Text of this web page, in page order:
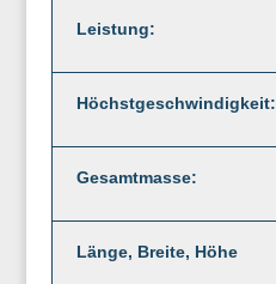
Leistung:
Höchstgeschwindigkeit:
Gesamtmasse:
Länge, Breite, Höhe